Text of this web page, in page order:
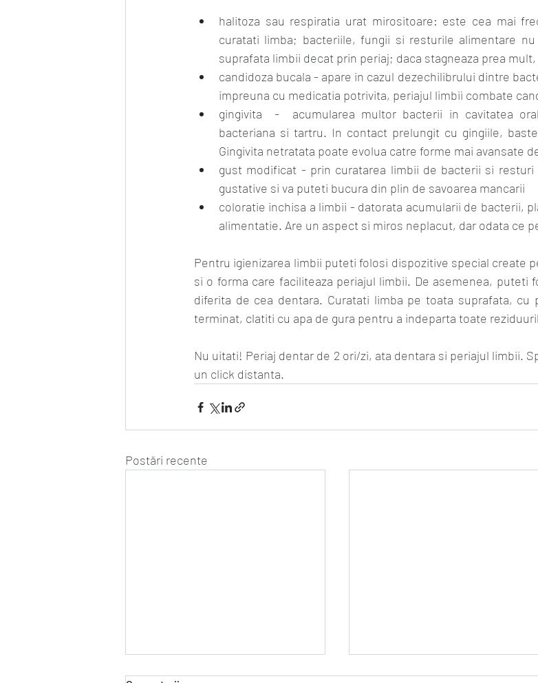
halitoza sau respiratia urat mirositoare: este cea mai
curatati limba; bacteriile, fungii si resturile alimentare
suprafata limbii decat prin periaj; daca stagneaza prea
candidoza bucala - apare in cazul dezechilibrului dintre
impreuna cu medicatia potrivita, periajul limbii combate
gingivita  -  acumularea multor bacterii in cavitatea
bacteriana si tartru. In contact prelungit cu gingiile,
Gingivita netratata poate evolua catre forme mai avansate
gust modificat - prin curatarea limbii de bacterii si
gustative si va puteti bucura din plin de savoarea mancarii
coloratie inchisa a limbii - datorata acumularii de bacterii,
alimentatie. Are un aspect si miros neplacut, dar odata ce
Pentru igienizarea limbii puteti folosi dispozitive special create
si o forma care faciliteaza periajul limbii. De asemenea, puteti
diferita de cea dentara. Curatati limba pe toata suprafata, cu
terminat, clatiti cu apa de gura pentru a indeparta toate
Nu uitati! Periaj dentar de 2 ori/zi, ata dentara si periajul limbii.
un click distanta.
Postări recente